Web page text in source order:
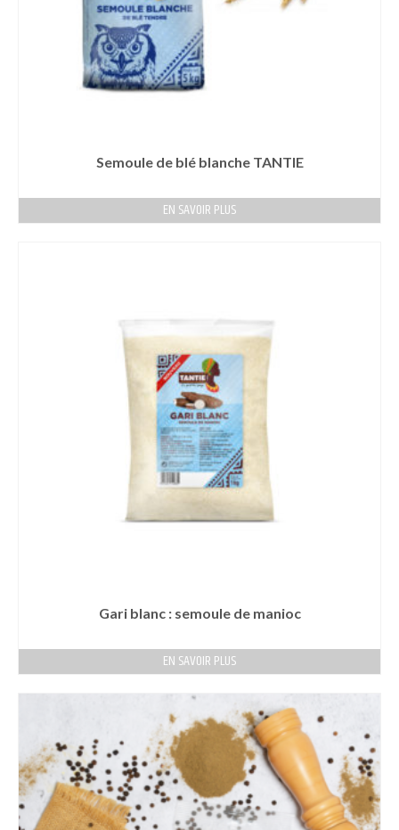
Semoule de blé blanche TANTIE
EN SAVOIR PLUS
Gari blanc : semoule de manioc
EN SAVOIR PLUS